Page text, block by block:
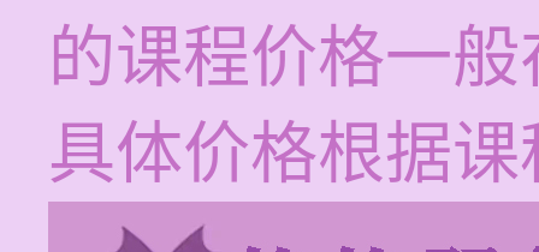
的课程价格一
具体价格根据